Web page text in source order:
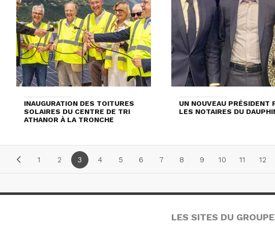
INAUGURATION DES TOITURES
SOLAIRES DU CENTRE DE TRI
ATHANOR À LA TRONCHE
UN NOUVEAU PRÉSIDENT
LES NOTAIRES DU
1 2 3 4 5 6 7 8 9 10 11 12
LES SITES DU